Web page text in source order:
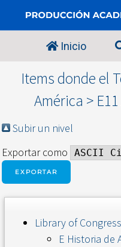
Inicio
Items donde el
América >
Subir un nivel
Exportar como
Library of
E Historia de